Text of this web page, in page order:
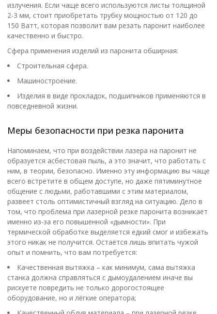
излучения. Если чаще всего используются листы толщиной
2-3 мм, стоит приобретать трубку мощностью от 120 до
150 Ватт, которая позволит вам резать паронит наиболее
качественно и быстро.
Сфера применения изделий из паронита обширная:
Строительная сфера.
Машиностроение.
Изделия в виде прокладок, подшипников применяются в
повседневной жизни.
Меры безопасности при резка паронита
Напоминаем, что при воздействии лазера на паронит не
образуется асбестовая пыль, а это значит, что работать с
ним, в теории, безопасно. Именно эту информацию вы чаще
всего встретите в общем доступе, но даже пятиминутное
общение с людьми, работавшими с этим материалом,
развеет столь оптимистичный взгляд на ситуацию. Дело в
том, что проблема при лазерной резке паронита возникает
именно из-за его повышенной «дымности». При
термической обработке выделяется едкий смог и избежать
этого никак не получится. Остаётся лишь впитать чужой
опыт и помнить, что вам потребуется:
Качественная вытяжка – как минимум, сама вытяжка
станка должна справляться с дымоудалением иначе вы
рискуете повредить не только дорогостоящее
оборудование, но и лёгкие оператора;